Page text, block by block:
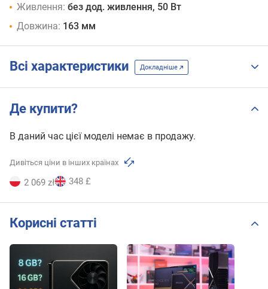
Живлення: без дод. живлення, 50 Вт
Довжина: 163 мм
Всі характеристики Докладніше
Де купити?
В даний час цієї моделі немає в продажу.
Дивіться ціни в інших країнах
2 069 zł 348 £
Корисні статті